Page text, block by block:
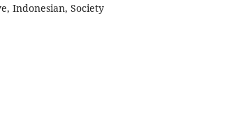
Indonesian, Society